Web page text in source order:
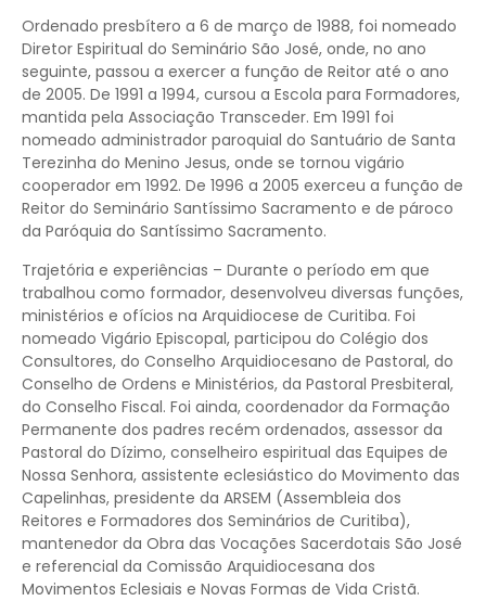
Ordenado presbítero a 6 de março de 1988, foi nomeado
Diretor Espiritual do Seminário São José, onde, no ano
seguinte, passou a exercer a função de Reitor até o ano
de 2005. De 1991 a 1994, cursou a Escola para Formadores,
mantida pela Associação Transceder. Em 1991 foi
nomeado administrador paroquial do Santuário de Santa
Terezinha do Menino Jesus, onde se tornou vigário
cooperador em 1992. De 1996 a 2005 exerceu a função de
Reitor do Seminário Santíssimo Sacramento e de pároco
da Paróquia do Santíssimo Sacramento.
Trajetória e experiências – Durante o período em que
trabalhou como formador, desenvolveu diversas funções,
ministérios e ofícios na Arquidiocese de Curitiba. Foi
nomeado Vigário Episcopal, participou do Colégio dos
Consultores, do Conselho Arquidiocesano de Pastoral, do
Conselho de Ordens e Ministérios, da Pastoral Presbiteral,
do Conselho Fiscal. Foi ainda, coordenador da Formação
Permanente dos padres recém ordenados, assessor da
Pastoral do Dízimo, conselheiro espiritual das Equipes de
Nossa Senhora, assistente eclesiástico do Movimento das
Capelinhas, presidente da ARSEM (Assembleia dos
Reitores e Formadores dos Seminários de Curitiba),
mantenedor da Obra das Vocações Sacerdotais São José
e referencial da Comissão Arquidiocesana dos
Movimentos Eclesiais e Novas Formas de Vida Cristã.